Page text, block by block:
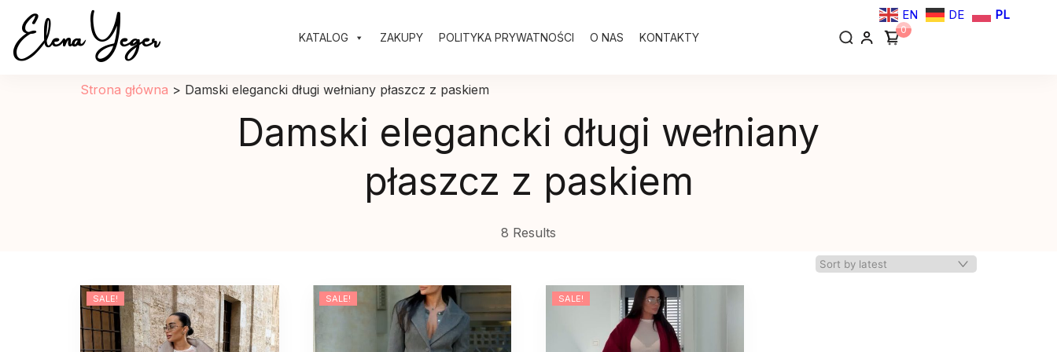
EN DE PL
Elena Yeger
Sklep internetowy odziez damska
KATALOG ZAKUPY POLITYKA PRYWATNOŚCI O NAS KONTAKTY
0
Strona główna > Damski elegancki długi wełniany płaszcz z paskiem
Damski elegancki długi wełniany
płaszcz z paskiem
8 Results
SALE! SALE! SALE!